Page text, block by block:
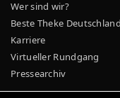
Wer sind wir?
Beste Theke
Karriere
Virtueller Rundgang
Pressearchiv